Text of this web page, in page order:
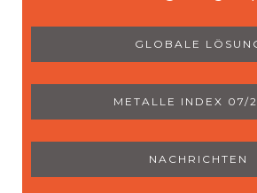
GLOBALE
METALLE INDEX 07/
NACHRICHTEN